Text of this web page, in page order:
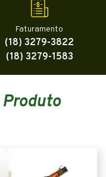
Faturamento
(18) 3279-3822
(18) 3279-1583